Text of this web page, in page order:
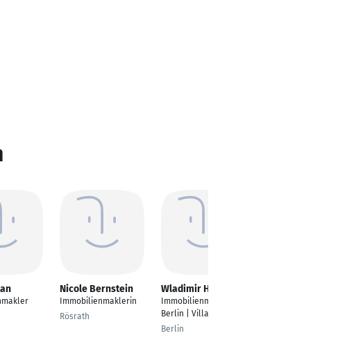
Nicole Bernstein
Immobilienmaklerin
Rösrath
Wladimir Hoch
Immobilienmakler in
Berlin | VillaBerlin
Berlin